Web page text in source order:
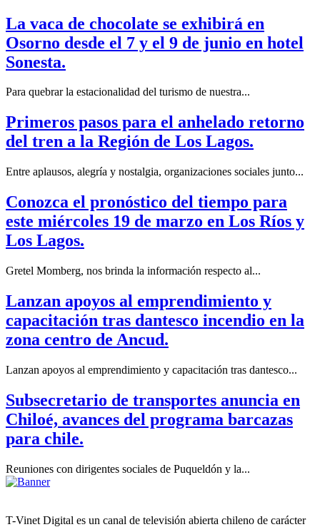
La vaca de chocolate se exhibirá en
Osorno desde el 7 y el 9 de junio en hotel
Sonesta.
Para quebrar la estacionalidad del turismo de nuestra...
Primeros pasos para el anhelado retorno
del tren a la Región de Los Lagos.
Entre aplausos, alegría y nostalgia, organizaciones sociales junto...
Conozca el pronóstico del tiempo para
este miércoles 19 de marzo en Los Ríos y
Los Lagos.
Gretel Momberg, nos brinda la información respecto al...
Lanzan apoyos al emprendimiento y
capacitación tras dantesco incendio en la
zona centro de Ancud.
Lanzan apoyos al emprendimiento y capacitación tras dantesco...
Subsecretario de transportes anuncia en
Chiloé, avances del programa barcazas
para chile.
Reuniones con dirigentes sociales de Puqueldón y la...
T-Vinet Digital es un canal de televisión abierta chileno de carácter